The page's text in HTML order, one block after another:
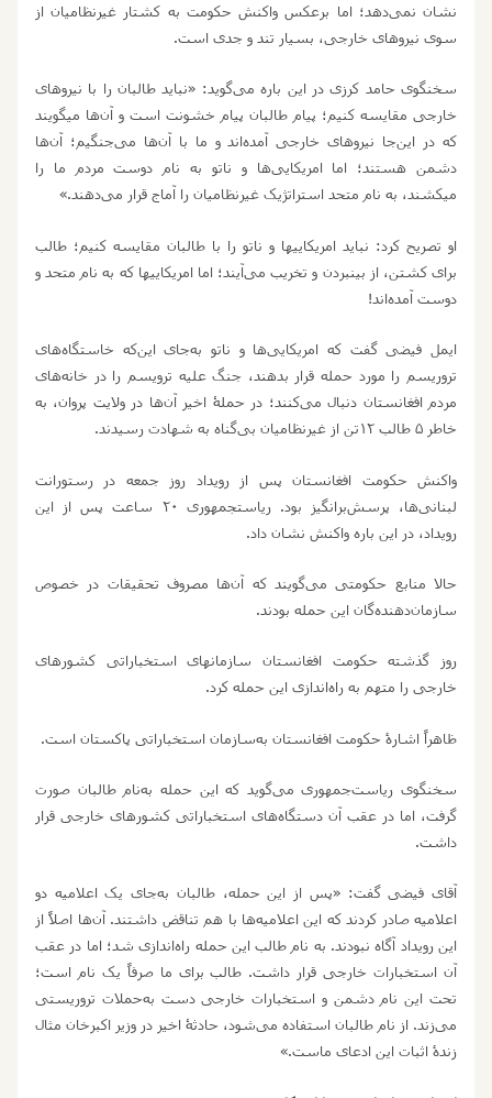
نشان نمیدهد؛ اما برعکس واکنش حکومت به کشتار غیرنظامیان از
سوی نیروهای خارجی، بسیار تند و جدی است.
سخنگوی حامد کرزی در این باره میگوید: «نباید طالبان را با نیروهای
خارجی مقایسه کنیم؛ پیام طالبان پیام خشونت است و آن‌ها می‏گویند
که در این‌جا نیروهای خارجی آمده‌اند و ما با آن‌ها می‏جنگیم؛ آنها
دشمن هستند؛ اما امریکاییها و ناتو به نام دوست مردم ما را
می‏کشند، به نام متحد استراتژیک غیرنظامیان را آماج قرار میدهند.»
او تصریح کرد: نباید امریکایی‏ها و ناتو را با طالبان مقایسه کنیم؛ طالب
برای کشتن، از بین‏بردن و تخریب میآیند؛ اما امریکایی‏ها که به نام متحد و
دوست آمده‌اند!
ایمل فیضی گفت که امریکایی‌ها و ناتو به‏جای این‌که خاستگاههای
تروریسم را مورد حمله قرار بدهند، جنگ علیه ترویسم را در خانههای
مردم افغانستان دنبال می‌کنند؛ در حملۀ اخیر آنها در ولایت پروان، به
خاطر ۵ طالب ۱۲تن از غیرنظامیان بیگناه به شهادت رسیدند.
واکنش حکومت افغانستان پس از رویداد روز جمعه در رستورانت
لبنانیها، پرسشبرانگیز بود. ریاست‏جمهوری ۲۰ ساعت پس از این
رویداد، در این باره واکنش نشان داد.
حالا منابع حکومتی میگویند که آنها مصروف تحقیقات در خصوص
سازماندهندهگان این حمله بودند.
روز گذشته حکومت افغانستان سازمان‏های استخباراتی کشورهای
خارجی را متهم به راه‌اندازی این حمله کرد.
ظاهراً اشارۀ حکومت افغانستان به‌سازمان‌ استخباراتی پاکستان است.
سخنگوی ریاست‏جمهوری میگوید که این حمله به‌نام طالبان صورت
گرفت، اما در عقب آن دستگاههای استخباراتی کشورهای خارجی قرار
داشت.
آقای فیضی گفت: «پس از این حمله، طالبان به‌جای یک اعلامیه دو
اعلامیه صادر کردند که این اعلامیه‌ها با هم تناقض داشتند. آنها اصلاً از
این رویداد آگاه نبودند. به نام طالب این حمله راهاندازی شد؛ اما در عقب
آن استخبارات خارجی قرار داشت. طالب برای ما صرفاً یک نام است؛
تحت این نام دشمن و استخبارات خارجی دست به‌حملات تروریستی
میزند. از نام طالبان استفاده میشود، حادثۀ اخیر در وزیر اکبرخان مثال
زندۀ اثبات این ادعای ماست.»